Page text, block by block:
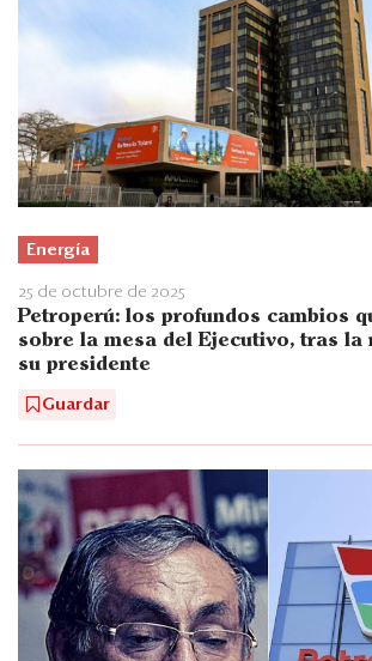
Energía
25 de octubre de 2025
Petroperú: los profundos cambios
sobre la mesa del Ejecutivo, tras la
su presidente
Guardar